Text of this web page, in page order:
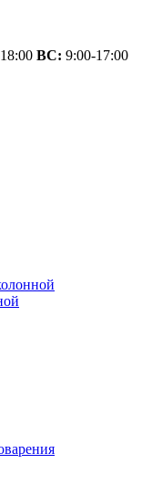
ВС: 9:00-17:00